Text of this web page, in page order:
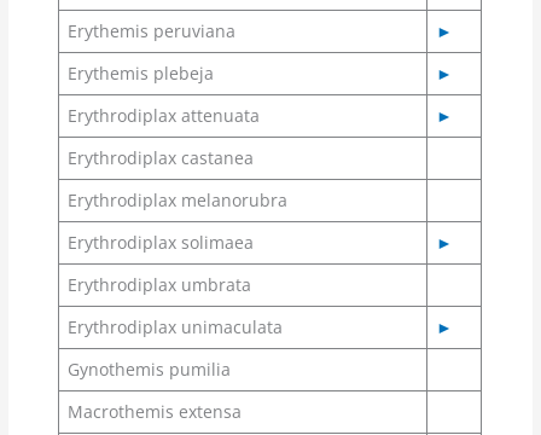
Erythemis peruviana
►
Erythemis plebeja
►
Erythrodiplax attenuata
►
Erythrodiplax castanea
Erythrodiplax melanorubra
Erythrodiplax solimaea
►
Erythrodiplax umbrata
Erythrodiplax unimaculata
►
Gynothemis pumilia
Macrothemis extensa